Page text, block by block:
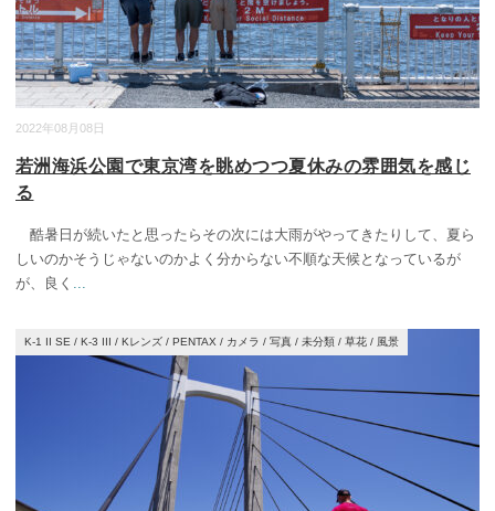
2022年08月08日
若洲海浜公園で東京湾を眺めつつ夏休みの雰囲気を感じ
る
酷暑日が続いたと思ったらその次には大雨がやってきたりして、夏ら
しいのかそうじゃないのかよく分からない不順な天候となっているが
が、良く ...
K-1 II SE / K-3 III / Kレンズ / PENTAX / カメラ / 写真 / 未分類 / 草花 / 風景